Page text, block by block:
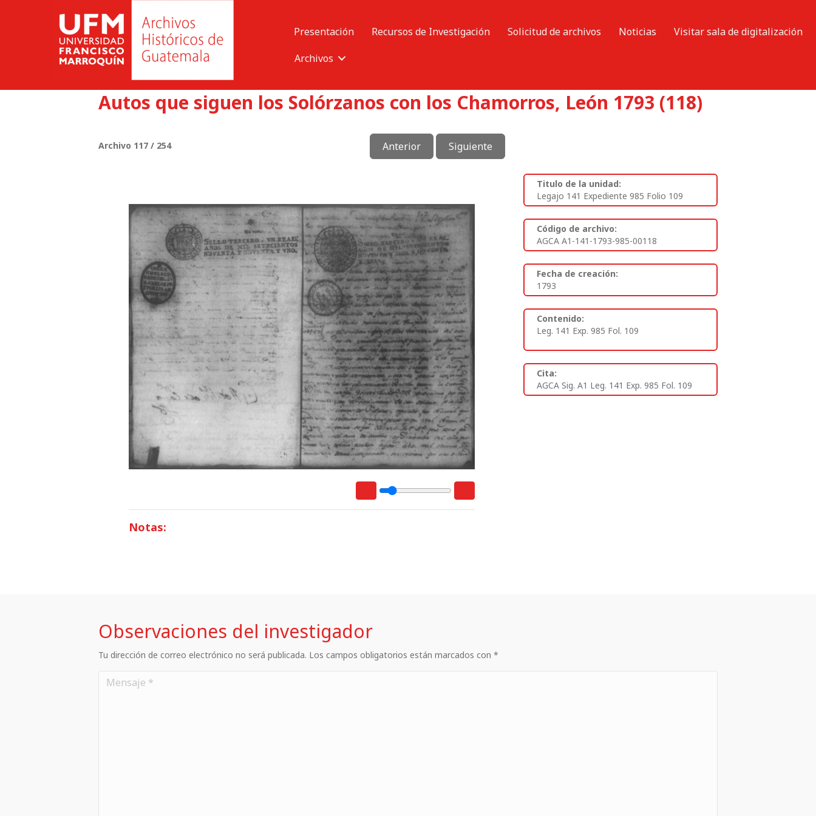
Presentación Recursos de Investigación Solicitud de archivos Noticias
Visitar sala de digitalización
Archivos
Autos que siguen los Solórzanos con los Chamorros, León 1793 (118)
Archivo 117 / 254 Anterior Siguiente
Notas:
Titulo de la unidad:
Legajo 141 Expediente 985 Folio 109
Código de archivo:
AGCA A1-141-1793-985-00118
Fecha de creación:
1793
Contenido:
Leg. 141 Exp. 985 Fol. 109
Cita:
AGCA Sig. A1 Leg. 141 Exp. 985 Fol. 109
Observaciones del investigador
Tu dirección de correo electrónico no será publicada. Los campos obligatorios están marcados con *